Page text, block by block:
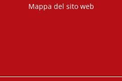
Mappa del sito web